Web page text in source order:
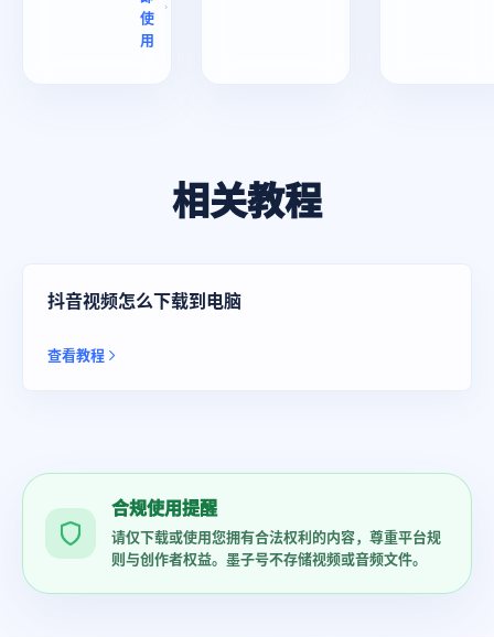
使
用
相关教程
抖音视频怎么下载到电脑
查看教程
合规使用提醒
请仅下载或使用您拥有合法权利的内容，尊重平台规
则与创作者权益。墨子号不存储视频或音频文件。